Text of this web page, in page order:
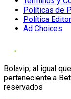
Políticas de
Política
Ad Choices
Bolavip, al igual
perteneciente a
reservados